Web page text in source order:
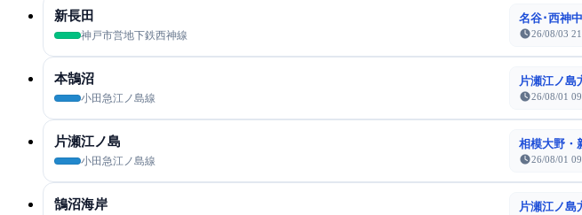
新長田
神戸市営地下鉄西神線
名谷･西神
26/08/03
本鵠沼
小田急江ノ島線
片瀬江ノ島
26/08/01
片瀬江ノ島
小田急江ノ島線
相模大野・
26/08/01
鵠沼海岸 片瀬江ノ島